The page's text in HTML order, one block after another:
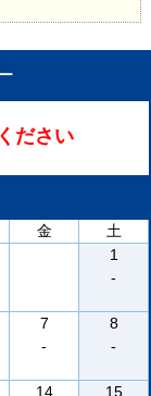
ださい
金
土
1
-
7
-
8
-
14
15